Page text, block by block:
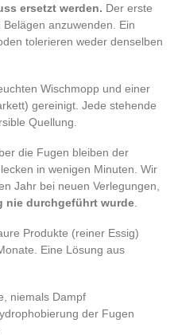
ersetzt werden. Der erste
anzuwenden. Ein
tolerieren weder denselben
Wischmopp und einer
gereinigt. Jede stehende
Quellung.
die Fugen bleiben der
in wenigen Minuten. Wir
Jahr bei neuen Verlegungen,
nie durchgeführt wurde
Produkte (reiner Essig)
Eine Lösung aus
niemals Dampf
der Fugen